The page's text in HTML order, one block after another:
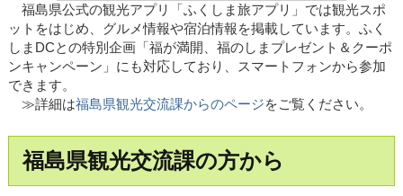
福島県公式の観光アプリ「ふくしま旅アプリ」では観光スポ
ットをはじめ、グルメ情報や宿泊情報を掲載しています。ふく
しまDCとの特別企画「福が満開、福のしまプレゼント＆クーポ
ンキャンペーン」にも対応しており、スマートフォンから参加
できます。
≫詳細は福島県観光交流課からのページをご覧ください。
福島県観光交流課の方から